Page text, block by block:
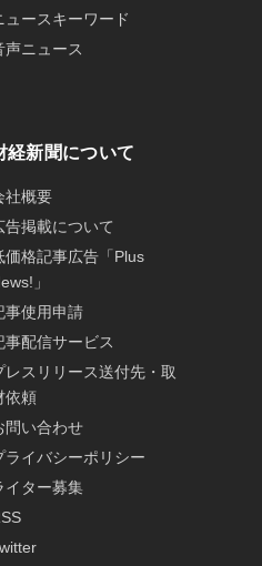
ュースキーワード
声ニュース
経新聞について
社概要
告掲載について
価格記事広告「Plus
」
事使用申請
事配信サービス
レスリリース送付先・取
依頼
問い合わせ
ライバシーポリシー
イター募集